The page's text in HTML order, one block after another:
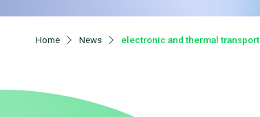
Home News electronic and thermal transport